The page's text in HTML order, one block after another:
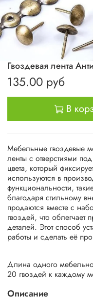
Гвоздевая лента
135.00 руб
В
Мебельные гвоздевые
ленты с отверстиями
цвета, который
используются в
функциональности,
благодаря стильному
продаются вместе с
гвоздей, что
деталей. Этот способ
работы и сделать её
Длина одного
20 гвоздей к каждому
Описание